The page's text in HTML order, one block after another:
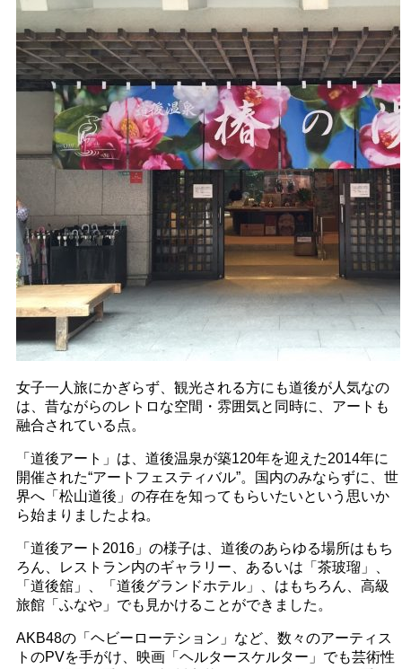
女子一人旅にかぎらず、観光される方にも道後が人気なの
は、昔ながらのレトロな空間・雰囲気と同時に、アートも
融合されている点。
「道後アート」は、道後温泉が築120年を迎えた2014年に
開催された“アートフェスティバル”。国内のみならずに、世
界へ「松山道後」の存在を知ってもらいたいという思いか
ら始まりましたよね。
「道後アート2016」の様子は、道後のあらゆる場所はもち
ろん、レストラン内のギャラリー、あるいは「茶玻瑠」、
「道後舘」、「道後グランドホテル」、はもちろん、高級
旅館「ふなや」でも見かけることができました。
AKB48の「ヘビーローテション」など、数々のアーティス
トのPVを手がけ、映画「ヘルタースケルター」でも芸術性